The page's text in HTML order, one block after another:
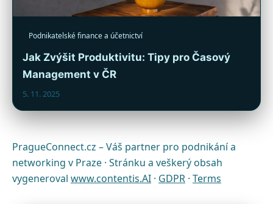
Podnikatelské finance a účetnictví
Jak Zvýšit Produktivitu: Tipy pro Časový
Management v ČR
5. 11. 2025
PragueConnect.cz – Váš partner pro podnikání a
networking v Praze · Stránku a veškerý obsah
vygeneroval www.contentis.AI · GDPR · Terms